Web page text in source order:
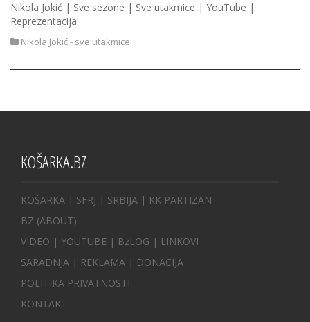
Nikola Jokić | Sve sezone | Sve utakmice | YouTube |
Reprezentacija
Nikola Jokić - sve utakmice
KOŠARKA.BZ
KOŠARKA | SFRJ | SRBIJA | KK PARTIZAN
BZ (ABOUT)
VIDEO | YOUTUBE | BzLOG | LINKOVI
SARADNJA | REKLAMA | DONACIJA
POLITIKA PRIVATNOSTI
KONTAKT